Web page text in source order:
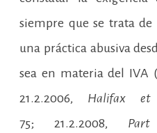
siempre que se trata
una práctica abusiva
sea en materia del IVA (
21.2.2006, Halifax
75; 21.2.2008, Part